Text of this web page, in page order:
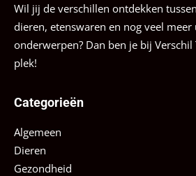
Wil jij de verschillen ontdekken
dieren, etenswaren en nog veel
onderwerpen? Dan ben je bij
plek!
Categorieën
Algemeen
Dieren
Gezondheid